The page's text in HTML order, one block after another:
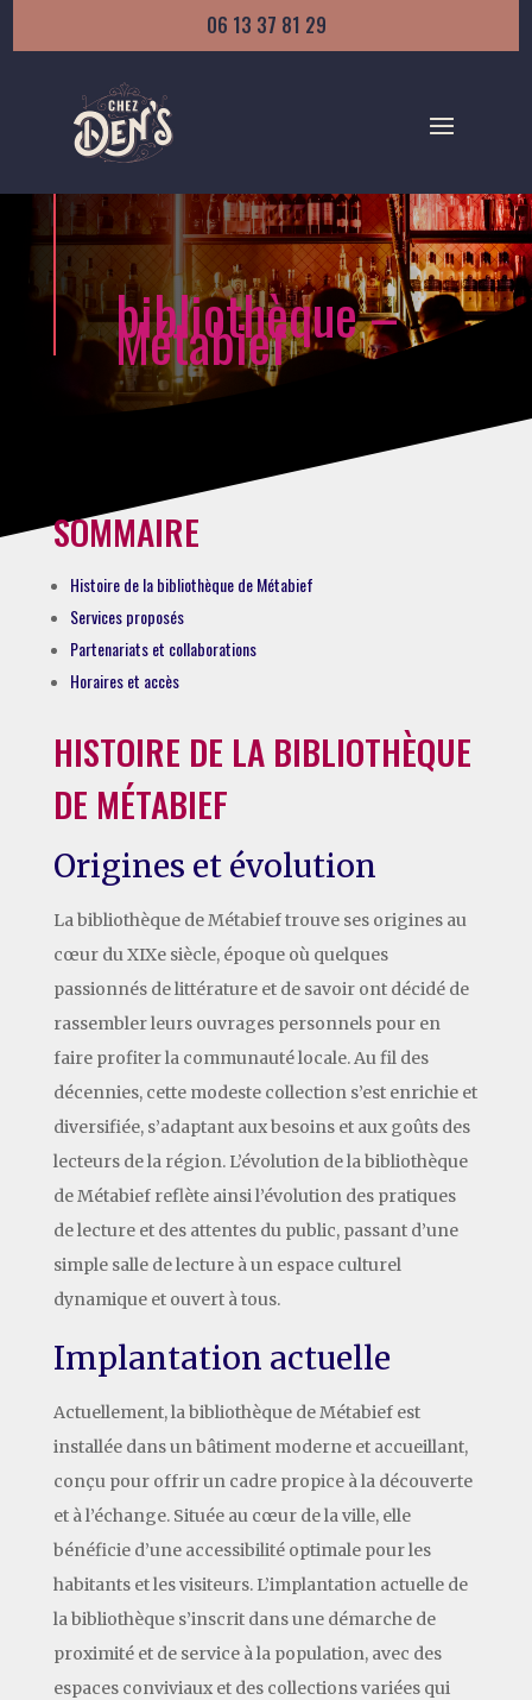
06 13 37 81 29
bibliothèque –
Métabief
SOMMAIRE
Histoire de la bibliothèque de Métabief
Services proposés
Partenariats et collaborations
Horaires et accès
HISTOIRE DE LA BIBLIOTHÈQUE
DE MÉTABIEF
Origines et évolution
La bibliothèque de Métabief trouve ses origines au
cœur du XIXe siècle, époque où quelques
passionnés de littérature et de savoir ont décidé de
rassembler leurs ouvrages personnels pour en
faire profiter la communauté locale. Au fil des
décennies, cette modeste collection s’est enrichie et
diversifiée, s’adaptant aux besoins et aux goûts des
lecteurs de la région. L’évolution de la bibliothèque
de Métabief reflète ainsi l’évolution des pratiques
de lecture et des attentes du public, passant d’une
simple salle de lecture à un espace culturel
dynamique et ouvert à tous.
Implantation actuelle
Actuellement, la bibliothèque de Métabief est
installée dans un bâtiment moderne et accueillant,
conçu pour offrir un cadre propice à la découverte
et à l’échange. Située au cœur de la ville, elle
bénéficie d’une accessibilité optimale pour les
habitants et les visiteurs. L’implantation actuelle de
la bibliothèque s’inscrit dans une démarche de
proximité et de service à la population, avec des
espaces conviviaux et des collections variées qui